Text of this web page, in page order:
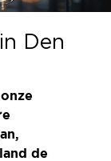
Den
de